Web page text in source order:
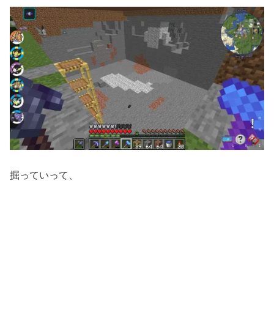
掘っていって、